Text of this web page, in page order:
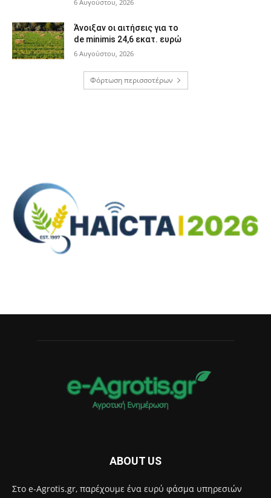
6 Αυγούστου, 2026
Άνοιξαν οι αιτήσεις για το
de minimis 24,6 εκατ. ευρώ
6 Αυγούστου, 2026
Φόρτωση περισσοτέρων
ABOUT US
Στο e-Agrotis.gr, παρέχουμε ένα ευρύ φάσμα υπηρεσιών